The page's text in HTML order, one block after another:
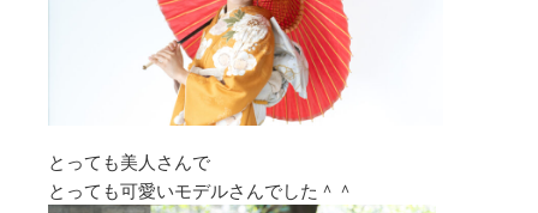
とっても美人さんで
とっても可愛いモデルさんでした＾＾